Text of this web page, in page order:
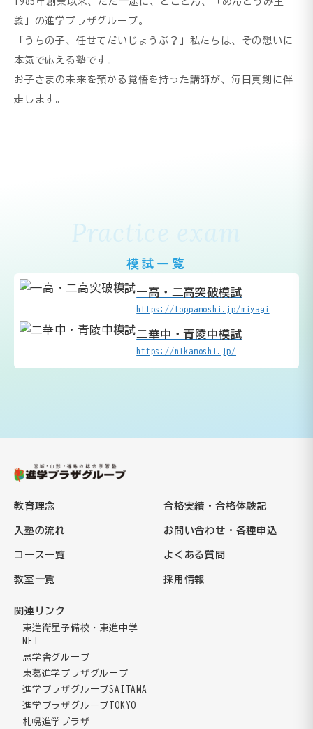
義」の進学プラザグループ。
「うちの子、任せてだいじょうぶ？」私たちは、その想いに
本気で応える塾です。
お子さまの未来を預かる覚悟を持った講師が、毎日真剣に伴
走します。
Practice exam
模試一覧
一高・二高突破模試
https://toppamoshi.jp/miyagi
二華中・青陵中模試
https://nikamoshi.jp/
教育理念
入塾の流れ
コース一覧
教室一覧
合格実績・合格体験記
お問い合わせ・各種申込
よくある質問
採用情報
関連リンク
東進衛星予備校・東進中学
NET
思学舎グループ
東葛進学プラザグループ
進学プラザグループSAITAMA
進学プラザグループTOKYO
札幌進学プラザ